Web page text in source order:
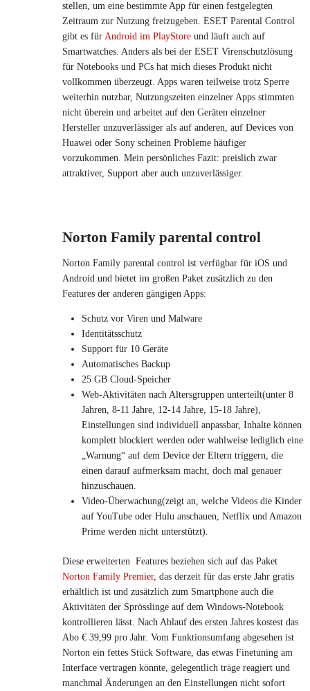
stellen, um eine bestimmte App für einen festgelegten
Zeitraum zur Nutzung freizugeben. ESET Parental Control
gibt es für Android im PlayStore und läuft auch auf
Smartwatches. Anders als bei der ESET Virenschutzlösung
für Notebooks und PCs hat mich dieses Produkt nicht
vollkommen überzeugt. Apps waren teilweise trotz Sperre
weiterhin nutzbar, Nutzungszeiten einzelner Apps stimmten
nicht überein und arbeitet auf den Geräten einzelner
Hersteller unzuverlässiger als auf anderen, auf Devices von
Huawei oder Sony scheinen Probleme häufiger
vorzukommen. Mein persönliches Fazit: preislich zwar
attraktiver, Support aber auch unzuverlässiger.
Norton Family parental control
Norton Family parental control ist verfügbar für iOS und
Android und bietet im großen Paket zusätzlich zu den
Features der anderen gängigen Apps:
Schutz vor Viren und Malware
Identitätsschutz
Support für 10 Geräte
Automatisches Backup
25 GB Cloud-Speicher
Web-Aktivitäten nach Altersgruppen unterteilt(unter 8
Jahren, 8-11 Jahre, 12-14 Jahre, 15-18 Jahre),
Einstellungen sind individuell anpassbar, Inhalte können
komplett blockiert werden oder wahlweise lediglich eine
„Warnung“ auf dem Device der Eltern triggern, die
einen darauf aufmerksam macht, doch mal genauer
hinzuschauen.
Video-Überwachung(zeigt an, welche Videos die Kinder
auf YouTube oder Hulu anschauen, Netflix und Amazon
Prime werden nicht unterstützt).
Diese erweiterten Features beziehen sich auf das Paket
Norton Family Premier, das derzeit für das erste Jahr gratis
erhältlich ist und zusätzlich zum Smartphone auch die
Aktivitäten der Sprösslinge auf dem Windows-Notebook
kontrollieren lässt. Nach Ablauf des ersten Jahres kostest das
Abo € 39,99 pro Jahr. Vom Funktionsumfang abgesehen ist
Norton ein fettes Stück Software, das etwas Finetuning am
Interface vertragen könnte, gelegentlich träge reagiert und
manchmal Änderungen an den Einstellungen nicht sofort